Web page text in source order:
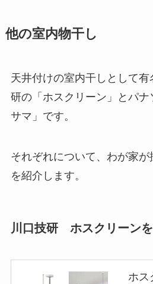
他の室内物干し
天井付けの室内干しとして
研の「ホスクリーン」とパ
サマ」です。
それぞれについて、わが家
を紹介します。
川口技研 ホスクリーン
ホス